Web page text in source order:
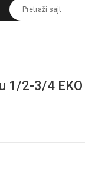
Pretraži sajt
1/2-3/4 EKO